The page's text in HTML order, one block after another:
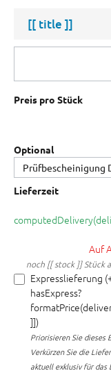
[[ title ]]
Preis pro Stück
Optional
Lieferzeit
Auf
noch [[ stock ]] Stück
Expresslieferung
hasExpress?
]])
Priorisieren Sie dieses
Verkürzen Sie die
aktuell exklusiv für das